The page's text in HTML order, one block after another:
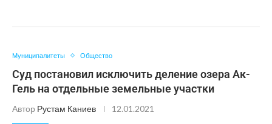
Муниципалитеты Общество
Суд постановил исключить деление озера Ак-
Гель на отдельные земельные участки
Автор Рустам Каниев 12.01.2021